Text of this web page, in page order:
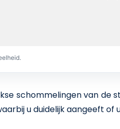
schommelingen van de
u duidelijk aangeeft of